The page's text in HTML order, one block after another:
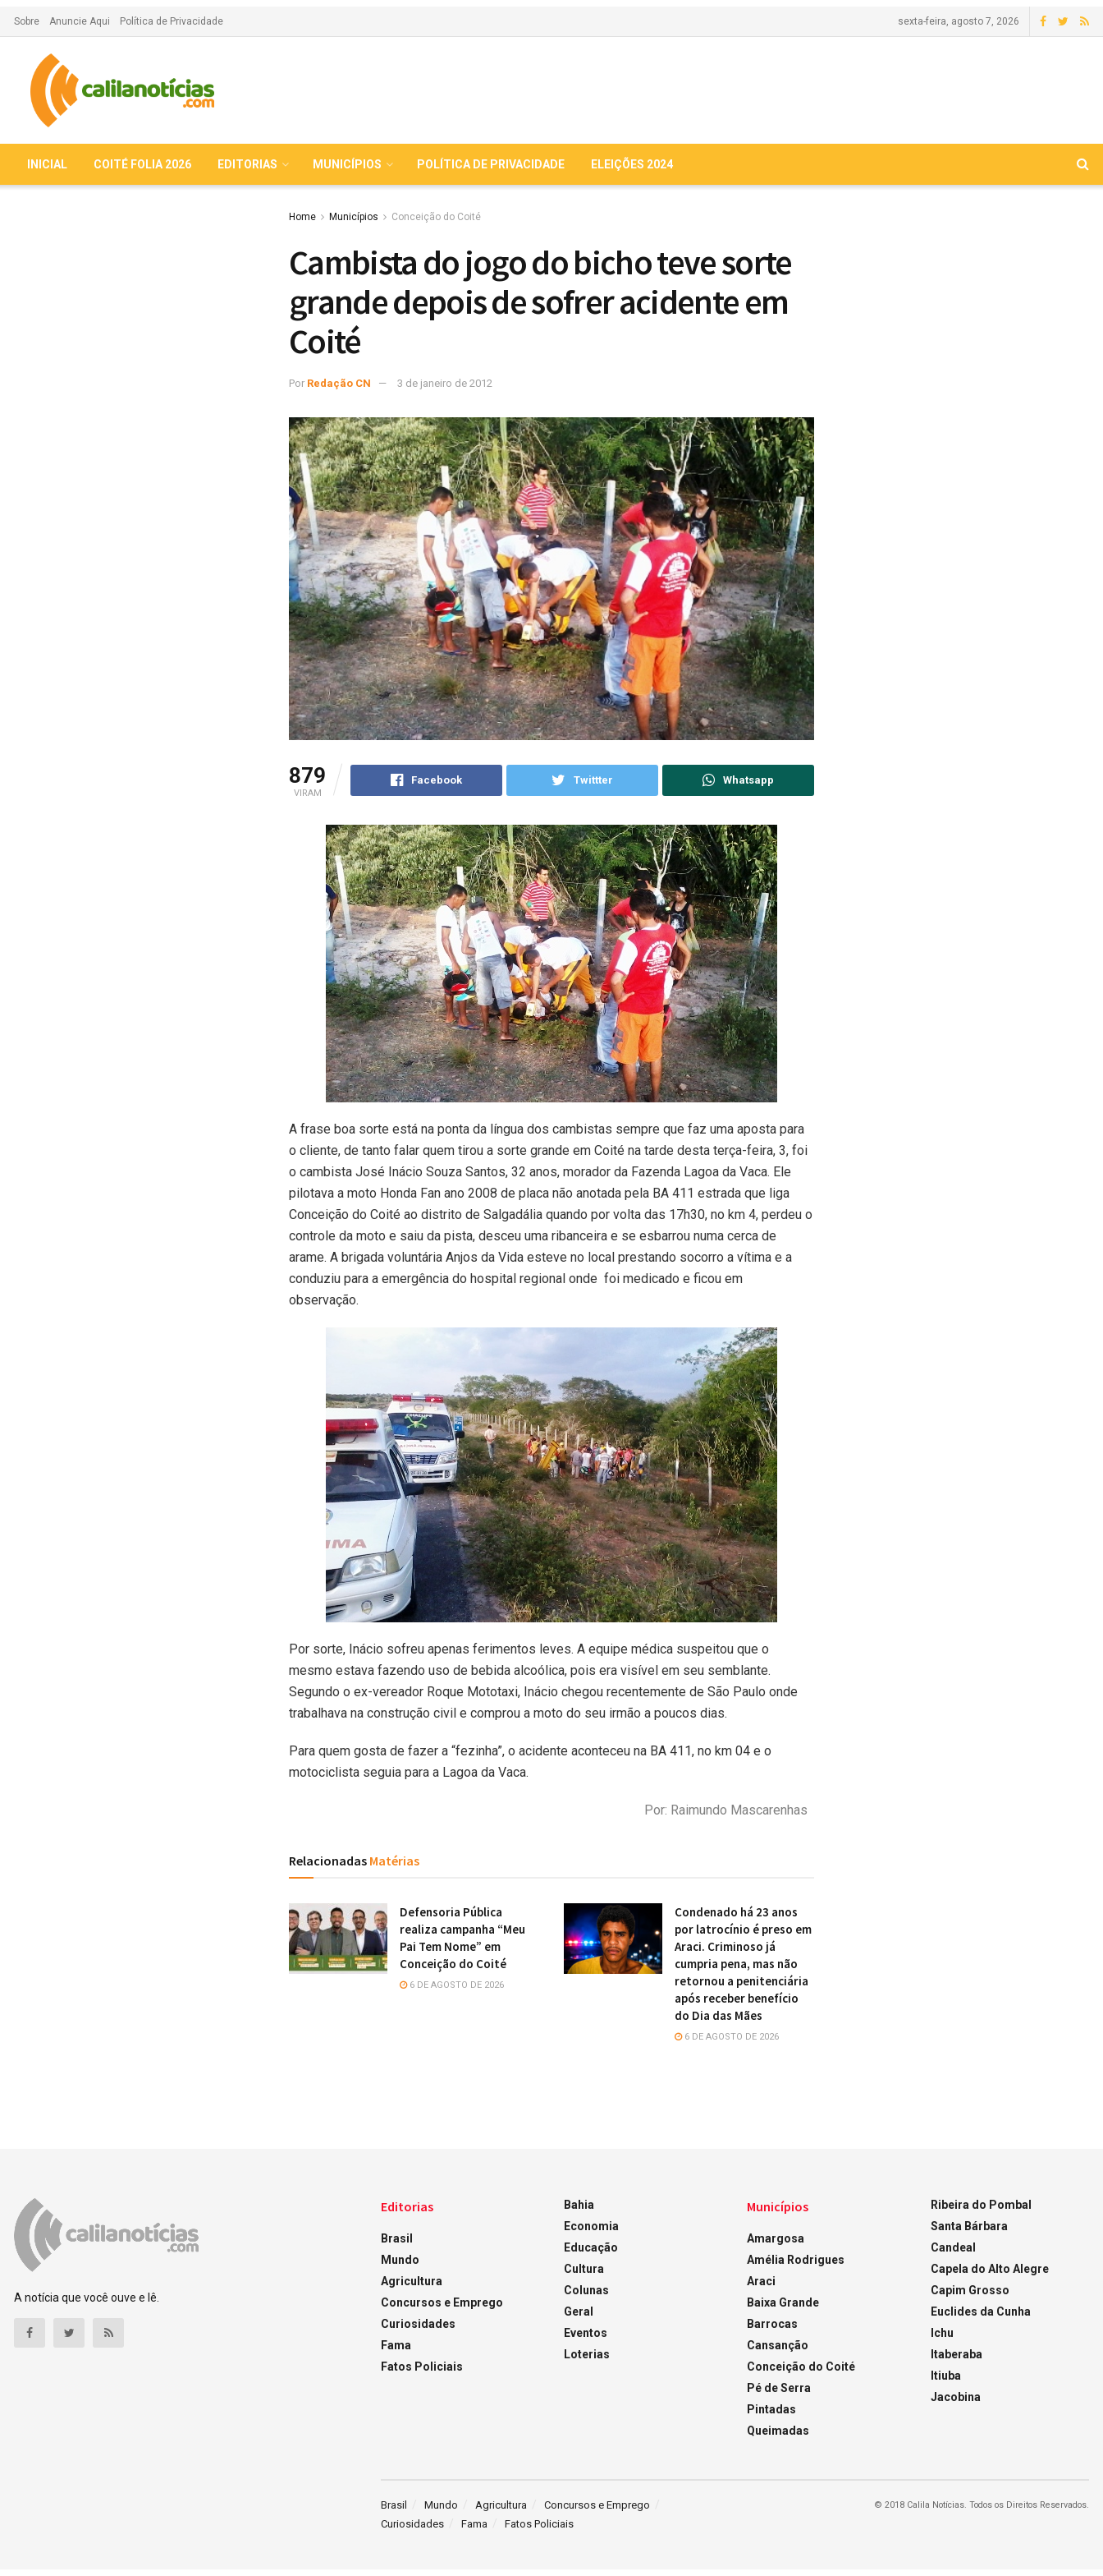
Sobre Anuncie Aqui Política de Privacidade sexta-feira, agosto 7, 2026
INICIAL COITÉ FOLIA 2026 EDITORIAS MUNICÍPIOS POLÍTICA DE PRIVACIDADE ELEIÇÕES 2024
Home Municípios Conceição do Coité
Cambista do jogo do bicho teve sorte
grande depois de sofrer acidente em
Coité
Por Redação CN 3 de janeiro de 2012
879
VIRAM
Facebook Twittter Whatsapp
A frase boa sorte está na ponta da língua dos cambistas sempre que faz uma aposta para
o cliente, de tanto falar quem tirou a sorte grande em Coité na tarde desta terça-feira, 3, foi
o cambista José Inácio Souza Santos, 32 anos, morador da Fazenda Lagoa da Vaca. Ele
pilotava a moto Honda Fan ano 2008 de placa não anotada pela BA 411 estrada que liga
Conceição do Coité ao distrito de Salgadália quando por volta das 17h30, no km 4, perdeu o
controle da moto e saiu da pista, desceu uma ribanceira e se esbarrou numa cerca de
arame. A brigada voluntária Anjos da Vida esteve no local prestando socorro a vítima e a
conduziu para a emergência do hospital regional onde foi medicado e ficou em
observação.
Por sorte, Inácio sofreu apenas ferimentos leves. A equipe médica suspeitou que o
mesmo estava fazendo uso de bebida alcoólica, pois era visível em seu semblante.
Segundo o ex-vereador Roque Mototaxi, Inácio chegou recentemente de São Paulo onde
trabalhava na construção civil e comprou a moto do seu irmão a poucos dias.
Para quem gosta de fazer a “fezinha”, o acidente aconteceu na BA 411, no km 04 e o
motociclista seguia para a Lagoa da Vaca.
Por: Raimundo Mascarenhas
Relacionadas Matérias
Defensoria Pública
realiza campanha “Meu
Pai Tem Nome” em
Conceição do Coité
6 DE AGOSTO DE 2026
Condenado há 23 anos
por latrocínio é preso em
Araci. Criminoso já
cumpria pena, mas não
retornou a penitenciária
após receber benefício
do Dia das Mães
6 DE AGOSTO DE 2026
A notícia que você ouve e lê.
Editorias
Brasil
Mundo
Agricultura
Concursos e Emprego
Curiosidades
Fama
Fatos Policiais
Bahia
Economia
Educação
Cultura
Colunas
Geral
Eventos
Loterias
Municípios
Amargosa
Amélia Rodrigues
Araci
Baixa Grande
Barrocas
Cansanção
Conceição do Coité
Pé de Serra
Pintadas
Queimadas
Ribeira do Pombal
Santa Bárbara
Candeal
Capela do Alto Alegre
Capim Grosso
Euclides da Cunha
Ichu
Itaberaba
Itiuba
Jacobina
Brasil Mundo Agricultura
Concursos e Emprego
Curiosidades
Fama Fatos Policiais
© 2018 Calila Notícias. Todos os Direitos Reservados.